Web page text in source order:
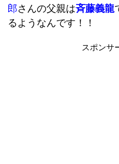
郎さんの父親は斉藤義龍
るようなんです！！
スポンサ